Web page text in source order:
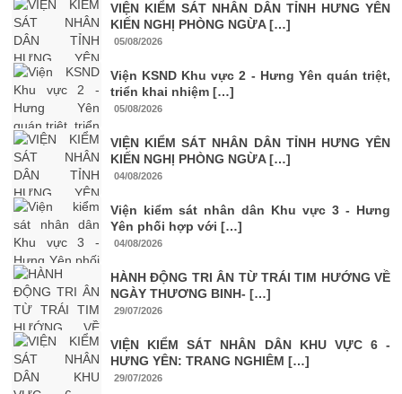
VIỆN KIỂM SÁT NHÂN DÂN TỈNH HƯNG YÊN
KIẾN NGHỊ PHÒNG NGỪA […]
05/08/2026
Viện KSND Khu vực 2 - Hưng Yên quán triệt,
triển khai nhiệm […]
05/08/2026
VIỆN KIỂM SÁT NHÂN DÂN TỈNH HƯNG YÊN
KIẾN NGHỊ PHÒNG NGỪA […]
04/08/2026
Viện kiểm sát nhân dân Khu vực 3 - Hưng
Yên phối hợp với […]
04/08/2026
HÀNH ĐỘNG TRI ÂN TỪ TRÁI TIM HƯỚNG VỀ
NGÀY THƯƠNG BINH- […]
29/07/2026
VIỆN KIỂM SÁT NHÂN DÂN KHU VỰC 6 -
HƯNG YÊN: TRANG NGHIÊM […]
29/07/2026